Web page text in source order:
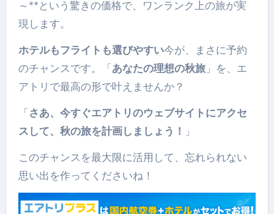
～**という驚きの価格で、ワンランク上の旅が実
現します。
ホテルもフライトも選びやすい今が、まさに予約
のチャンスです。「あなたの理想の秋旅」を、エ
アトリで最高の形で叶えませんか？
「さあ、今すぐエアトリのウェブサイトにアクセ
スして、秋の旅を計画しましょう！ 」
このチャンスを最大限に活用して、忘れられない
思い出を作ってくださいね！